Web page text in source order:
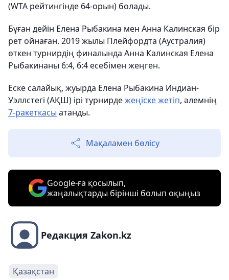
(WTA рейтингінде 64-орын) болады.
Бұған дейін Елена Рыбакина мен Анна Калинская бір
рет ойнаған. 2019 жылы Плейфордта (Аустралия)
өткен турнирдің финалында Анна Калинская Елена
Рыбакинаны 6:4, 6:4 есебімен жеңген.
Еске салайық, жуырда Елена Рыбакина Индиан-
Уэллстегі (АҚШ) ірі турнирдежеңіске жетіп, әлемнің
7-ракеткасы атанды.
Мақаламен бөлісу
Google-ға қосылып,
жаңалықтарды бірінші болып оқыңыз
Редакция Zakon.kz
Қазақстан